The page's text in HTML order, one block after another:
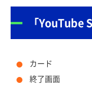
「YouTube
カード
終了画面